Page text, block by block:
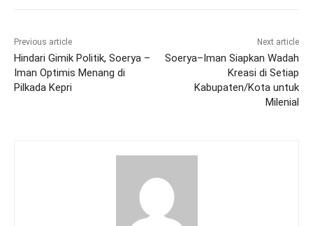
Previous article
Hindari Gimik Politik, Soerya –
Iman Optimis Menang di
Pilkada Kepri
Next article
Soerya–Iman Siapkan Wadah
Kreasi di Setiap
Kabupaten/Kota untuk
Milenial